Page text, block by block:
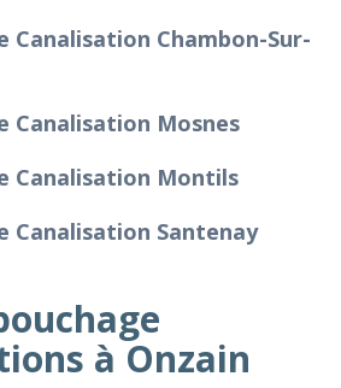
Canalisation Chambon-Sur-
Canalisation Mosnes
Canalisation Montils
Canalisation Santenay
à Onzain